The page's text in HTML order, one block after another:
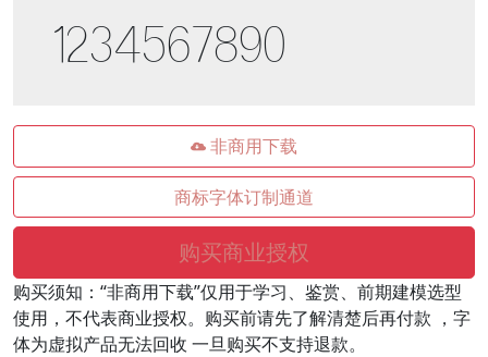
1234567890
非商用下载
商标字体订制通道
购买商业授权
购买须知：“非商用下载”仅用于学习、鉴赏、前期建模选型
使用，不代表商业授权。购买前请先了解清楚后再付款 ，字
体为虚拟产品无法回收 一旦购买不支持退款。